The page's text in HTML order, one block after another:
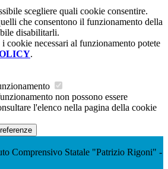
scegliere quali cookie consentire.
che consentono il funzionamento della
disabilitarli.
cookie necessari al funzionamento potete
.
non possono essere
l'elenco nella pagina della cookie
Comprensivo Statale "Patrizio Rigoni" -